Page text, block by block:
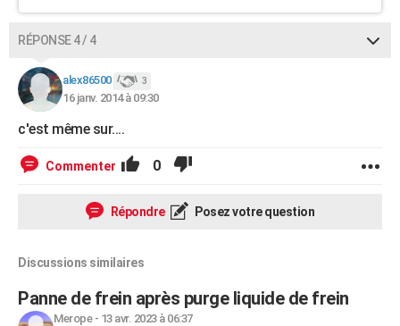
RÉPONSE 4 / 4
alex86500 3
16 janv. 2014 à 09:30
c'est même sur....
Commenter 0
Répondre Posez votre question
Discussions similaires
Panne de frein après purge liquide de frein
Merope- 13 avr. 2023 à 06:37